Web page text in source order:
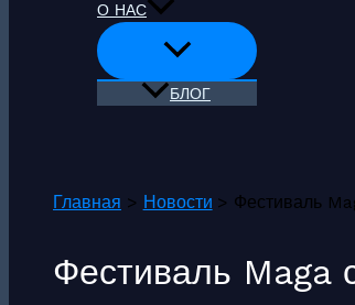
О НАС
БЛОГ
Главная Новости Фестиваль
Фестиваль Maga